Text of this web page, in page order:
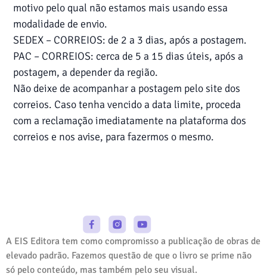
motivo pelo qual não estamos mais usando essa
modalidade de envio.
SEDEX – CORREIOS: de 2 a 3 dias, após a postagem.
PAC – CORREIOS: cerca de 5 a 15 dias úteis, após a
postagem, a depender da região.
Não deixe de acompanhar a postagem pelo site dos
correios. Caso tenha vencido a data limite, proceda
com a reclamação imediatamente na plataforma dos
correios e nos avise, para fazermos o mesmo.
A EIS Editora tem como compromisso a publicação de obras de
elevado padrão. Fazemos questão de que o livro se prime não
só pelo conteúdo, mas também pelo seu visual.